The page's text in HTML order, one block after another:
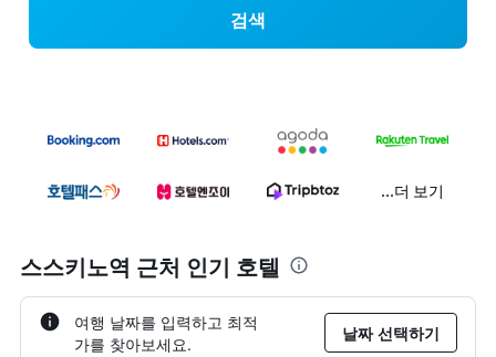
검색
...더 보기
스스키노역 근처 인기 호텔
여행 날짜를 입력하고 최적
가를 찾아보세요.
날짜 선택하기